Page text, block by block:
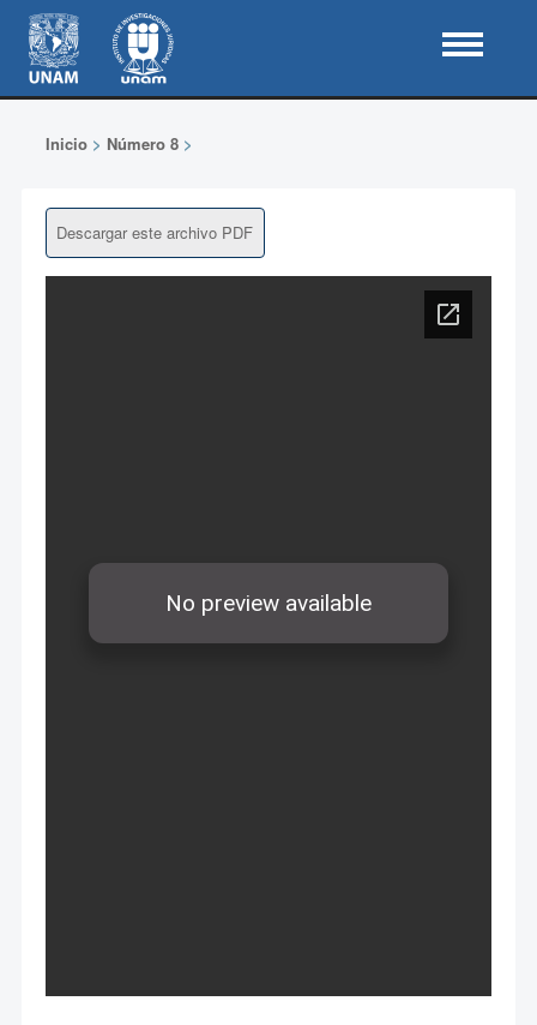
Inicio> Número 8>
Descargar este archivo PDF